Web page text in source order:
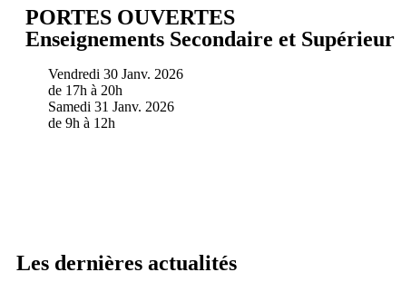
PORTES OUVERTES
Enseignements Secondaire et Supérieur
Vendredi 30 Janv. 2026
de 17h à 20h
Samedi 31 Janv. 2026
de 9h à 12h
Les dernières actualités